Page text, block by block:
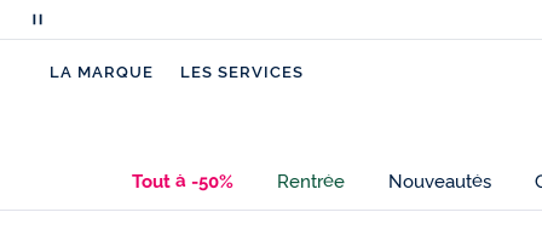
Mettre
pause
LA MARQUE LES SERVICES
Tout à -50% Rentrée Nouveautés